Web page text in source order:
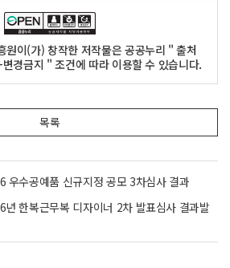
원이(가) 창작한 저작물은 공공누리 " 출처
경금지 " 조건에 따라 이용할 수 있습니다.
목록
우수공예품 신규지정 공모 3차심사 결과
한복근무복 디자이너 2차 발표심사 결과발